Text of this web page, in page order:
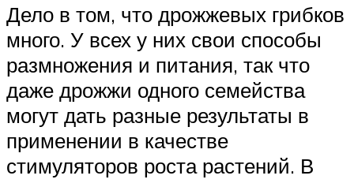
Дело в том, что дрожжевых грибков
много. У всех у них свои способы
размножения и питания, так что
даже дрожжи одного семейства
могут дать разные результаты в
применении в качестве
стимуляторов роста растений. В